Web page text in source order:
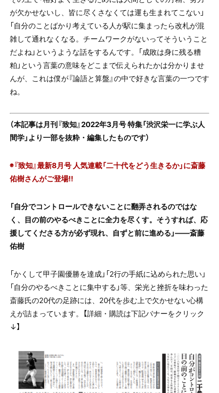
が欠かせないし、皆に尽くさなくては運も生まれてこない」
「自分のことばかり考えている人が駅に集まったら改札が混
雑して通れなくなる。チームワークがないってそういうこと
だよね」というような話をするんです。「成敗は身に残る糟
粕」という言葉の意味をどこまで伝えられたかは分かりませ
んが、これは僕が『論語と算盤』の中で好きな言葉の一つです
ね。
（本記事は月刊『致知』2022年3月号 特集「渋沢栄一に学ぶ人
間学」より一部を抜粋・編集したものです）
◉『致知』最新8月号 人気連載「二十代をどう生きるか」に斎藤
佑樹さんがご登場!!
「自分でコントロールできないことに翻弄されるのではな
く、目の前のやるべきことに全力を尽くす。 そうすれば、応
援してくださる方が必ず現れ、自ずと前に進める」――斎藤
佑樹
「かくして甲子園優勝を達成」「2行の手紙に込められた思い」
「自分のやるべきことに集中する」等、栄光と挫折を味わった
斎藤氏の20代の足跡には、20代を歩む上で欠かせない心構
えが詰まっています。 【詳細・購読は下記バナーをクリック
↓】